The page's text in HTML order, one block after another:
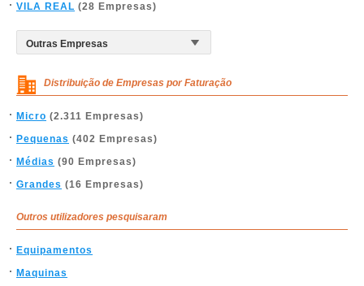
VILA REAL (28 Empresas)
Distribuição de Empresas por Faturação
Micro (2.311 Empresas)
Pequenas (402 Empresas)
Médias (90 Empresas)
Grandes (16 Empresas)
Outros utilizadores pesquisaram
Equipamentos
Maquinas